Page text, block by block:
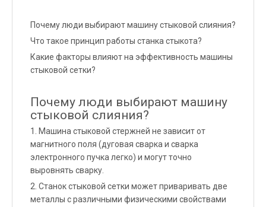
Почему люди выбирают машину стыковой слияния?
Что такое принцип работы станка стыкота?
Какие факторы влияют на эффективность машины
стыковой сетки?
Почему люди выбирают машину
стыковой слияния?
1. Машина стыковой стержней не зависит от
магнитного поля (дуговая сварка и сварка
электронного пучка легко) и могут точно
выровнять сварку.
2. Станок стыковой сетки может приваривать две
металлы с различными физическими свойствами